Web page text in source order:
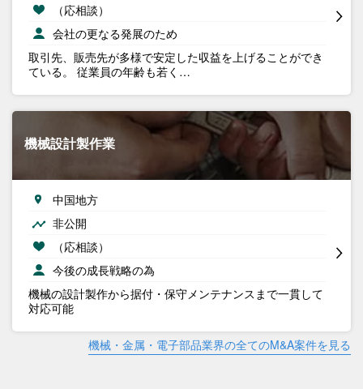
（応相談）
会社の更なる発展のため
取引先、販売先が多様で安定した収益を上げることができ
ている。 従業員の年齢も若く…
機械設計製作業
中国地方
非公開
（応相談）
今後の成長戦略の為
機械の設計製作から据付・保守メンテナンスまで一貫して
対応可能
機械・金属・電子部品業界の全てのM&A案件を見る